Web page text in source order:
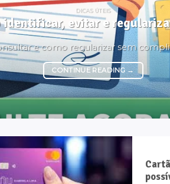
DICAS ÚTEIS
evitar e
e como regularizar sem
CONTINUE READING→